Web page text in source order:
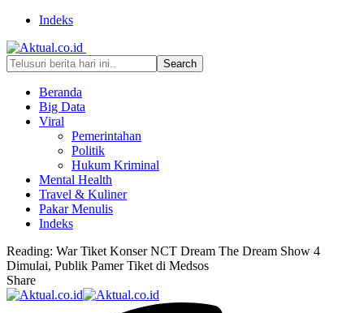
Indeks
Beranda
Big Data
Viral
Pemerintahan
Politik
Hukum Kriminal
Mental Health
Travel & Kuliner
Pakar Menulis
Indeks
Reading: War Tiket Konser NCT Dream The Dream Show 4
Dimulai, Publik Pamer Tiket di Medsos
Share